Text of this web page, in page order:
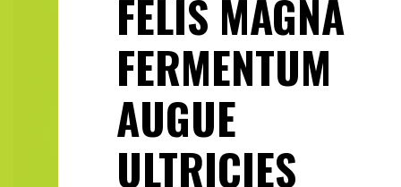
FELIS MAGNA
FERMENTUM
AUGUE
ULTRICIES